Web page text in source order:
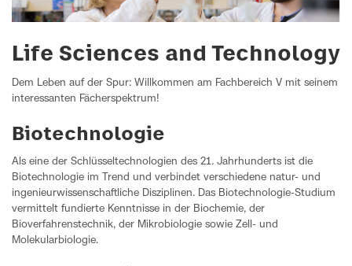
Life Sciences and Technology
Dem Leben auf der Spur: Willkommen am Fachbereich V mit seinem
interessanten Fächerspektrum!
Biotechnologie
Als eine der Schlüsseltechnologien des 21. Jahrhunderts ist die
Biotechnologie im Trend und verbindet verschiedene natur- und
ingenieurwissenschaftliche Disziplinen. Das Biotechnologie-Studium
vermittelt fundierte Kenntnisse in der Biochemie, der
Bioverfahrenstechnik, der Mikrobiologie sowie Zell- und
Molekularbiologie.